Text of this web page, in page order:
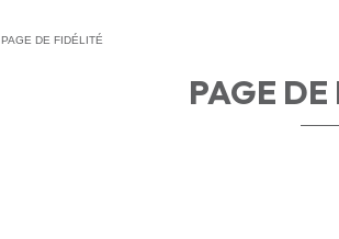
PAGE DE FIDÉLITÉ
PAGE